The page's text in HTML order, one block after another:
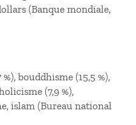
(Banque mondiale,
bouddhisme (15,5 %),
(7,9 %),
islam (Bureau national